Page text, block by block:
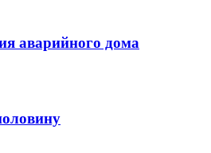
аварийного дома